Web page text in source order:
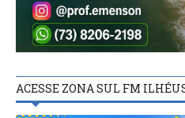
ACESSE ZONA SUL FM